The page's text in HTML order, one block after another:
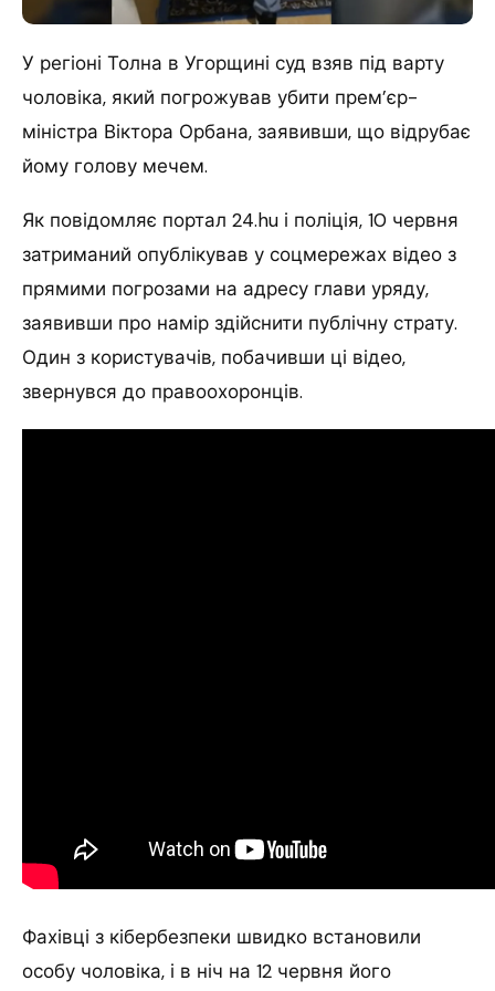
У регіоні Толна в Угорщині суд взяв під варту
чоловіка, який погрожував убити прем’єр-
міністра Віктора Орбана, заявивши, що відрубає
йому голову мечем.
Як повідомляє портал 24.hu і поліція, 10 червня
затриманий опублікував у соцмережах відео з
прямими погрозами на адресу глави уряду,
заявивши про намір здійснити публічну страту.
Один з користувачів, побачивши ці відео,
звернувся до правоохоронців.
Фахівці з кібербезпеки швидко встановили
особу чоловіка, і в ніч на 12 червня його